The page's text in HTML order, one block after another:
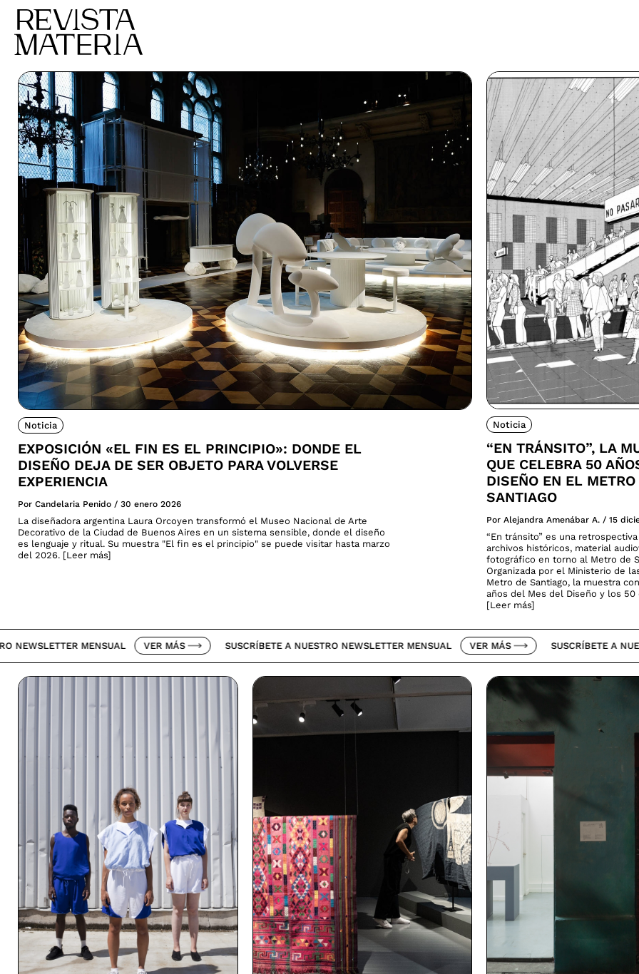
Noticia
EXPOSICIÓN «EL FIN ES EL PRINCIPIO»: DONDE EL
DISEÑO DEJA DE SER OBJETO PARA VOLVERSE
EXPERIENCIA
Por Candelaria Penido / 30 enero 2026
La diseñadora argentina Laura Orcoyen transformó el Museo Nacional de Arte
Decorativo de la Ciudad de Buenos Aires en un sistema sensible, donde el diseño
es lenguaje y ritual. Su muestra "El fin es el principio" se puede visitar hasta marzo
del 2026. [Leer más]
Noticia
“EN TRÁNSITO”, LA
QUE CELEBRA 50
DISEÑO EN EL METRO
SANTIAGO
Por Alejandra Amenábar A. / 15
“En tránsito” es una
archivos históricos, material
fotográfico en torno al Metro de
Organizada por el Ministerio de
Metro de Santiago, la muestra
años del Mes del Diseño y los 50
[Leer más]
MENSUAL VER MÁS SUSCRÍBETE A NUESTRO NEWSLETTER MENSUAL VER MÁS SUSCRÍBETE A NUESTRO